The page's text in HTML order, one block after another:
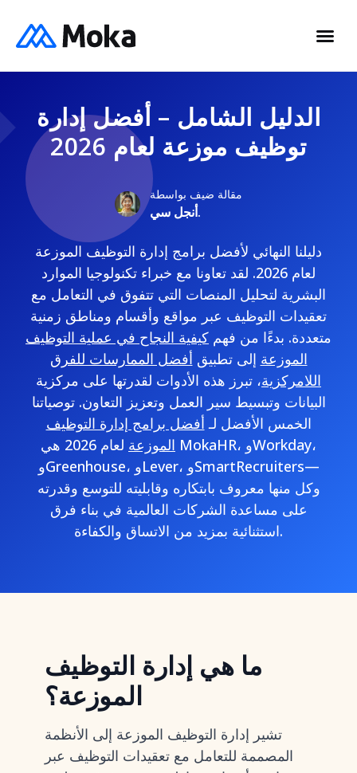
الدليل الشامل – أفضل إدارة
توظيف موزعة لعام 2026
مقالة ضيف بواسطة
أنجل سي.
دليلنا النهائي لأفضل برامج إدارة التوظيف الموزعة
لعام 2026. لقد تعاونا مع خبراء تكنولوجيا الموارد
البشرية لتحليل المنصات التي تتفوق في التعامل مع
تعقيدات التوظيف عبر مواقع وأقسام ومناطق زمنية
متعددة. بدءًا من فهم كيفية النجاح في عملية التوظيف
الموزعة إلى تطبيق أفضل الممارسات للفرق
اللامركزية، تبرز هذه الأدوات لقدرتها على مركزية
البيانات وتبسيط سير العمل وتعزيز التعاون. توصياتنا
الخمس الأفضل لـ أفضل برامج إدارة التوظيف
الموزعة
لعام 2026 هي MokaHR، وWorkday،
وGreenhouse، وLever، وSmartRecruiters—
وكل منها معروف بابتكاره وقابليته للتوسع وقدرته
على مساعدة الشركات العالمية في بناء فرق
استثنائية بمزيد من الاتساق والكفاءة.
ما هي إدارة التوظيف
الموزعة؟
تشير إدارة التوظيف الموزعة إلى الأنظمة
المصممة للتعامل مع تعقيدات التوظيف عبر